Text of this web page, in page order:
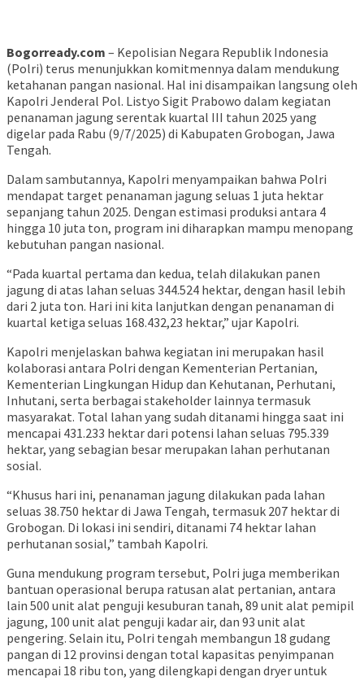
Bogorready.com – Kepolisian Negara Republik Indonesia
(Polri) terus menunjukkan komitmennya dalam mendukung
ketahanan pangan nasional. Hal ini disampaikan langsung oleh
Kapolri Jenderal Pol. Listyo Sigit Prabowo dalam kegiatan
penanaman jagung serentak kuartal III tahun 2025 yang
digelar pada Rabu (9/7/2025) di Kabupaten Grobogan, Jawa
Tengah.
Dalam sambutannya, Kapolri menyampaikan bahwa Polri
mendapat target penanaman jagung seluas 1 juta hektar
sepanjang tahun 2025. Dengan estimasi produksi antara 4
hingga 10 juta ton, program ini diharapkan mampu menopang
kebutuhan pangan nasional.
“Pada kuartal pertama dan kedua, telah dilakukan panen
jagung di atas lahan seluas 344.524 hektar, dengan hasil lebih
dari 2 juta ton. Hari ini kita lanjutkan dengan penanaman di
kuartal ketiga seluas 168.432,23 hektar,” ujar Kapolri.
Kapolri menjelaskan bahwa kegiatan ini merupakan hasil
kolaborasi antara Polri dengan Kementerian Pertanian,
Kementerian Lingkungan Hidup dan Kehutanan, Perhutani,
Inhutani, serta berbagai stakeholder lainnya termasuk
masyarakat. Total lahan yang sudah ditanami hingga saat ini
mencapai 431.233 hektar dari potensi lahan seluas 795.339
hektar, yang sebagian besar merupakan lahan perhutanan
sosial.
“Khusus hari ini, penanaman jagung dilakukan pada lahan
seluas 38.750 hektar di Jawa Tengah, termasuk 207 hektar di
Grobogan. Di lokasi ini sendiri, ditanami 74 hektar lahan
perhutanan sosial,” tambah Kapolri.
Guna mendukung program tersebut, Polri juga memberikan
bantuan operasional berupa ratusan alat pertanian, antara
lain 500 unit alat penguji kesuburan tanah, 89 unit alat pemipil
jagung, 100 unit alat penguji kadar air, dan 93 unit alat
pengering. Selain itu, Polri tengah membangun 18 gudang
pangan di 12 provinsi dengan total kapasitas penyimpanan
mencapai 18 ribu ton, yang dilengkapi dengan dryer untuk